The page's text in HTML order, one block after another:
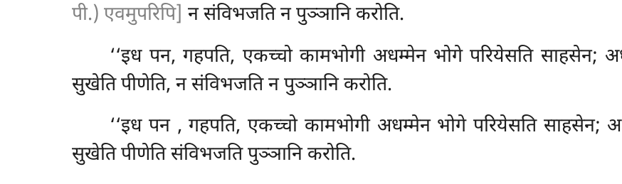
पी.) एवमुपरिपि] न संविभजति न पुञ्ञानि करोति.
‘‘इध पन, गहपति, एकच्चो कामभोगी अधम्मेन भोगे परियेसति साहसेन;
सुखेति पीणेति, न संविभजति न पुञ्ञानि करोति.
‘‘इध पन , गहपति, एकच्चो कामभोगी अधम्मेन भोगे परियेसति साहसेन;
सुखेति पीणेति संविभजति पुञ्ञानि करोति.